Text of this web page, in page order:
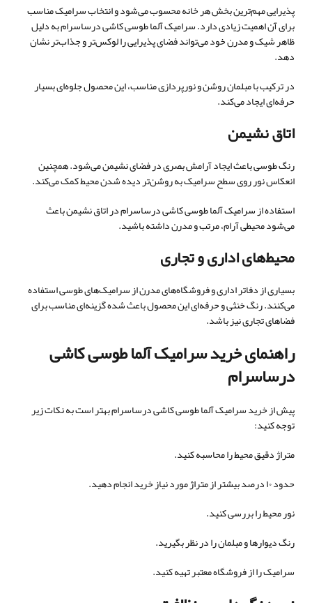
پذیرایی مهم‌ترین بخش هر خانه محسوب می‌شود و انتخاب سرامیک مناسب
برای آن اهمیت زیادی دارد. سرامیک آلما طوسی کاشی درساسرام به دلیل
ظاهر شیک و مدرن خود می‌تواند فضای پذیرایی را لوکس‌تر و جذاب‌تر نشان
دهد.
در ترکیب با مبلمان روشن و نورپردازی مناسب، این محصول جلوه‌ای بسیار
حرفه‌ای ایجاد می‌کند.
اتاق نشیمن
رنگ طوسی باعث ایجاد آرامش بصری در فضای نشیمن می‌شود. همچنین
انعکاس نور روی سطح سرامیک به روشن‌تر دیده شدن محیط کمک می‌کند.
استفاده از سرامیک آلما طوسی کاشی درساسرام در اتاق نشیمن باعث
می‌شود محیطی آرام، مرتب و مدرن داشته باشید.
محیط‌های اداری و تجاری
بسیاری از دفاتر اداری و فروشگاه‌های مدرن از سرامیک‌های طوسی استفاده
می‌کنند. رنگ خنثی و حرفه‌ای این محصول باعث شده گزینه‌ای مناسب برای
فضاهای تجاری نیز باشد.
راهنمای خرید سرامیک آلما طوسی کاشی
درساسرام
پیش از خرید سرامیک آلما طوسی کاشی درساسرام بهتر است به نکات زیر
توجه کنید:
متراژ دقیق محیط را محاسبه کنید.
حدود ۱۰ درصد بیشتر از متراژ مورد نیاز خرید انجام دهید.
نور محیط را بررسی کنید.
رنگ دیوارها و مبلمان را در نظر بگیرید.
سرامیک را از فروشگاه معتبر تهیه کنید.